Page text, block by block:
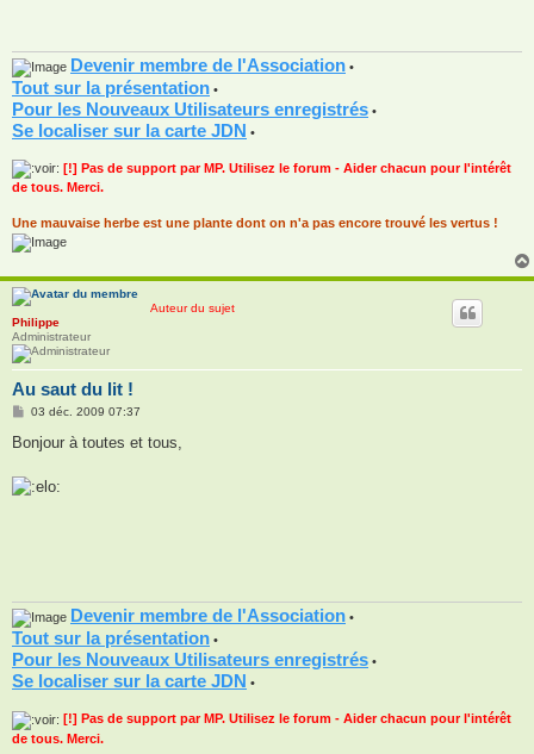
Devenir membre de l'Association •
Tout sur la présentation •
Pour les Nouveaux Utilisateurs enregistrés •
Se localiser sur la carte JDN •
[!] Pas de support par MP. Utilisez le forum - Aider chacun pour l'intérêt
de tous. Merci.
Une mauvaise herbe est une plante dont on n'a pas encore trouvé les vertus !
Auteur du sujet
Philippe
Administrateur
Au saut du lit !
M
s
g
e
03 déc. 2009 07:37
Bonjour à toutes et tous,
Devenir membre de l'Association •
Tout sur la présentation •
Pour les Nouveaux Utilisateurs enregistrés •
Se localiser sur la carte JDN •
[!] Pas de support par MP. Utilisez le forum - Aider chacun pour l'intérêt
de tous. Merci.